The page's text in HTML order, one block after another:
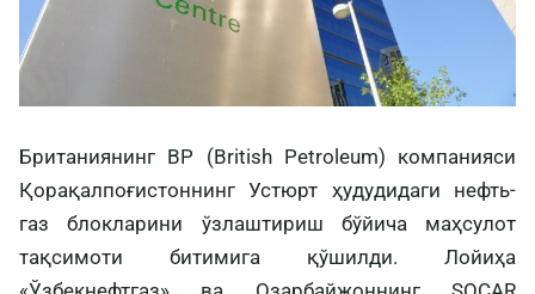
Британиянинг BP (British Petroleum) компанияси
Қорақалпоғистоннинг Устюрт ҳудудидаги нефть-
газ блокларини ўзлаштириш бўйича маҳсулот
тақсимоти битимига қўшилди. Лойиҳа